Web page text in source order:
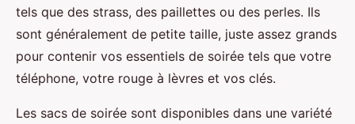
tels que des strass, des paillettes ou des perles. Ils
sont généralement de petite taille, juste assez grands
pour contenir vos essentiels de soirée tels que votre
téléphone, votre rouge à lèvres et vos clés.
Les sacs de soirée sont disponibles dans une variété